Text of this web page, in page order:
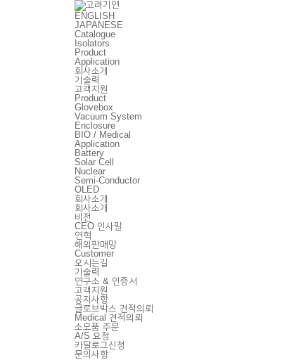
ENGLISH
JAPANESE
Catalogue
Isolators
Product
Application
회사소개
기술력
고객지원
Product
Glovebox
Vacuum System
Enclosure
BIO / Medical
Application
Battery
Solar Cell
Nuclear
Semi-Conductor
OLED
회사소개
회사소개
비전
CEO 인사말
연혁
해외판매망
Customer
오시는길
기술력
연구소 & 인증서
고객지원
공지사항
글로브박스 견적의뢰
Medical 견적의뢰
소모품 주문
A/S 요청
카달로그신청
문의사항